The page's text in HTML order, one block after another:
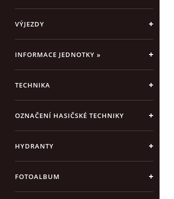
VÝJEZDY
INFORMACE JEDNOTKY »
TECHNIKA
OZNAČENÍ HASIČSKÉ TECHNIKY
HYDRANTY
FOTOALBUM